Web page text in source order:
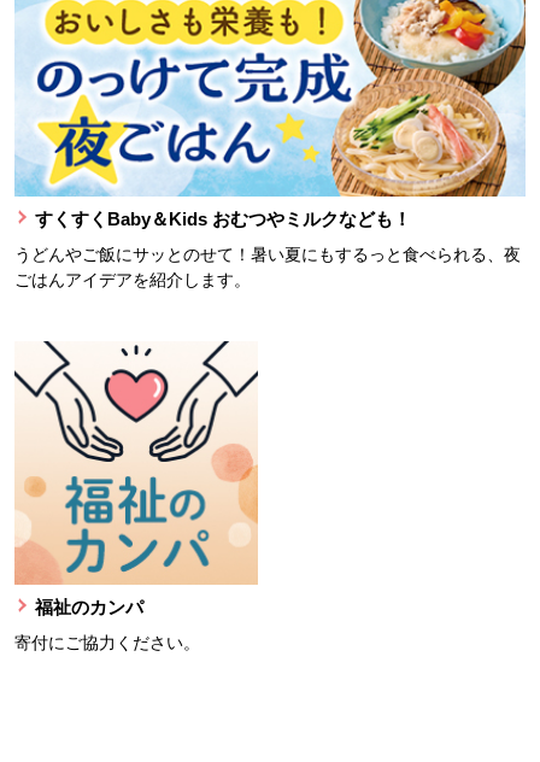
すくすくBaby＆Kids おむつやミルクなども！
うどんやご飯にサッとのせて！暑い夏にもするっと食べられる、夜
ごはんアイデアを紹介します。
福祉のカンパ
寄付にご協力ください。